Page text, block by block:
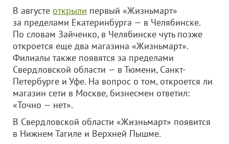
В августе открыли первый «Жизньмарт»
за пределами Екатеринбурга — в Челябинске.
По словам Зайченко, в Челябинске чуть позже
откроется еще два магазина «Жизньмарт».
Филиалы также появятся за пределами
Свердловской области — в Тюмени, Санкт-
Петербурге и Уфе. На вопрос о том, откроется ли
магазин сети в Москве, бизнесмен ответил:
«Точно — нет».
В Свердловской области «Жизньмарт» появится
в Нижнем Тагиле и Верхней Пышме.